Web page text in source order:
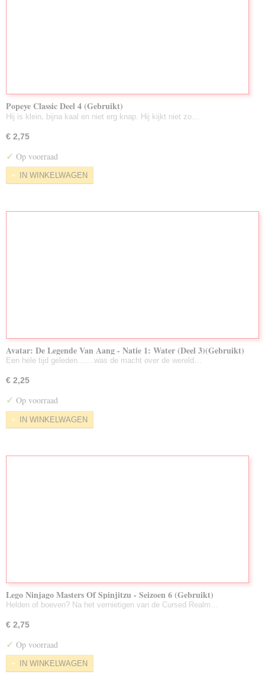
Popeye Classic Deel 4 (Gebruikt)
Hij is klein, bijna kaal en niet erg knap. Hij kijkt niet zo…
€ 2,75
✓ Op voorraad
IN WINKELWAGEN
Avatar: De Legende Van Aang - Natie 1: Water (Deel 3)(Gebruikt)
Een hele tijd geleden.......was de macht over de wereld…
€ 2,25
✓ Op voorraad
IN WINKELWAGEN
Lego Ninjago Masters Of Spinjitzu - Seizoen 6 (Gebruikt)
Helden of boeven? Na het vernietigen van de Cursed Realm…
€ 2,75
✓ Op voorraad
IN WINKELWAGEN